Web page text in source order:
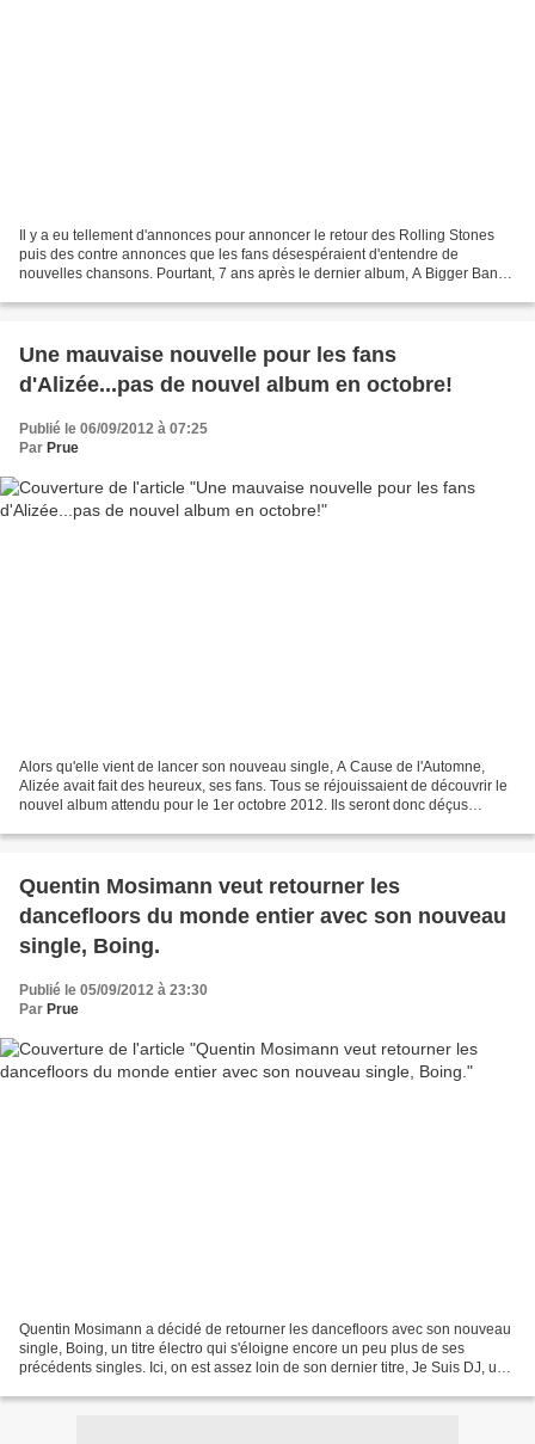
Il y a eu tellement d'annonces pour annoncer le retour des Rolling Stones
puis des contre annonces que les fans désespéraient d'entendre de
nouvelles chansons. Pourtant, 7 ans après le dernier album, A Bigger Bang,
Une mauvaise nouvelle pour les fans
d'Alizée...pas de nouvel album en octobre!
Publié le 06/09/2012 à 07:25
Par Prue
Alors qu'elle vient de lancer son nouveau single, A Cause de l'Automne,
Alizée avait fait des heureux, ses fans. Tous se réjouissaient de découvrir le
nouvel album attendu pour le 1er octobre 2012. Ils seront donc déçus
Quentin Mosimann veut retourner les
dancefloors du monde entier avec son nouveau
single, Boing.
Publié le 05/09/2012 à 23:30
Par Prue
Quentin Mosimann a décidé de retourner les dancefloors avec son nouveau
single, Boing, un titre électro qui s'éloigne encore un peu plus de ses
précédents singles. Ici, on est assez loin de son dernier titre, Je Suis DJ, une